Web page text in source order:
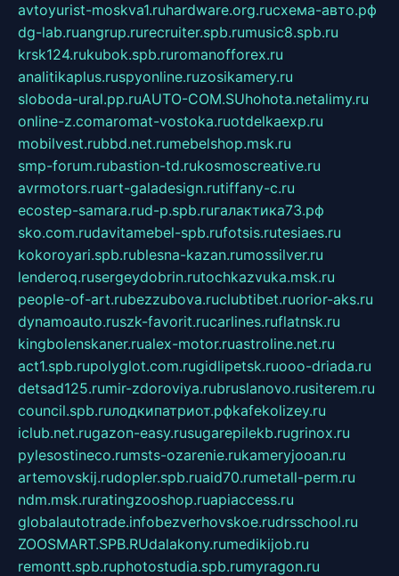
avtoyurist-moskva1.ruhardware.org.ruсхема-авто.рф
dg-lab.ruangrup.rurecruiter.spb.rumusic8.spb.ru
krsk124.rukubok.spb.ruromanofforex.ru
analitikaplus.ruspyonline.ruzosikamery.ru
sloboda-ural.pp.ruAUTO-COM.SUhohota.netalimy.ru
online-z.comaromat-vostoka.ruotdelkaexp.ru
mobilvest.rubbd.net.rumebelshop.msk.ru
smp-forum.rubastion-td.rukosmoscreative.ru
avrmotors.ruart-galadesign.rutiffany-c.ru
ecostep-samara.rud-p.spb.ruгалактика73.рф
sko.com.rudavitamebel-spb.rufotsis.rutesiaes.ru
kokoroyari.spb.rublesna-kazan.rumossilver.ru
lenderoq.rusergeydobrin.rutochkazvuka.msk.ru
people-of-art.rubezzubova.ruclubtibet.ruorior-aks.ru
dynamoauto.ruszk-favorit.rucarlines.ruflatnsk.ru
kingbolenskaner.rualex-motor.ruastroline.net.ru
act1.spb.rupolyglot.com.rugidlipetsk.ruooo-driada.ru
detsad125.rumir-zdoroviya.rubruslanovo.rusiterem.ru
council.spb.ruлодкипатриот.рфkafekolizey.ru
iclub.net.rugazon-easy.rusugarepilekb.rugrinox.ru
pylesostineco.rumsts-ozarenie.rukameryjooan.ru
artemovskij.rudopler.spb.ruaid70.rumetall-perm.ru
ndm.msk.ruratingzooshop.ruapiaccess.ru
globalautotrade.infobezverhovskoe.rudrsschool.ru
ZOOSMART.SPB.RUdalakony.rumedikijob.ru
remontt.spb.ruphotostudia.spb.rumyragon.ru